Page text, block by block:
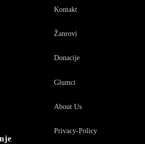
Kontakt
Žanrovi
Donacije
Glumci
About Us
Privacy-Policy